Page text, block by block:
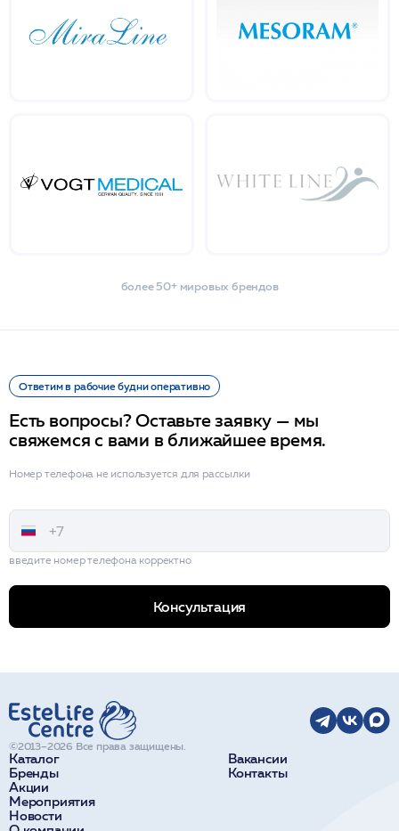
более 50+ мировых брендов
Ответим в рабочие будни оперативно
Есть вопросы? Оставьте заявку — мы
свяжемся с вами в ближайшее время.
Номер телефона не используется для рассылки
введите номер телефона корректно
Консультация
Каталог
Бренды
Акции
Мероприятия
Новости
Вакансии
Контакты
©2013–2026 Все права защищены.